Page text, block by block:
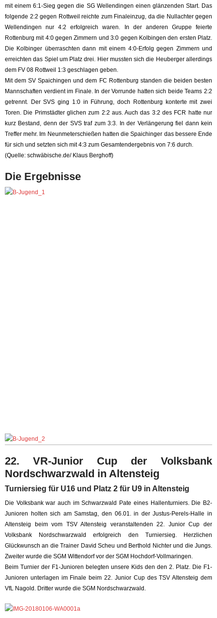
mit einem 6:1-Sieg gegen die SG Wellendingen einen glänzenden Start. Das
folgende 2:2 gegen Rottweil reichte zum Finaleinzug, da die Nullachter gegen
Wellendingen nur 4:2 erfolgreich waren. In der anderen Gruppe feierte
Rottenburg mit 4:0 gegen Zimmern und 3:0 gegen Kolbingen den ersten Platz.
Die Kolbinger überraschten dann mit einem 4:0-Erfolg gegen Zimmern und
erreichten das Spiel um Platz drei. Hier mussten sich die Heuberger allerdings
dem FV 08 Rottweil 1:3 geschlagen geben.
Mit dem SV Spaichingen und dem FC Rottenburg standen die beiden besten
Mannschaften verdient im Finale. In der Vorrunde hatten sich beide Teams 2:2
getrennt. Der SVS ging 1:0 in Führung, doch Rottenburg konterte mit zwei
Toren. Die Primstädter glichen zum 2:2 aus. Auch das 3:2 des FCR hatte nur
kurz Bestand, denn der SVS traf zum 3:3. In der Verlängerung fiel dann kein
Treffer mehr. Im Neunmeterschießen hatten die Spaichinger das bessere Ende
für sich und setzten sich mit 4:3 zum Gesamtendergebnis von 7:6 durch.
(Quelle: schwäbische.de/ Klaus Berghoff)
Die Ergebnisse
22. VR-Junior Cup der Volksbank
Nordschwarzwald in Altensteig
Turniersieg für U16 und Platz 2 für U9 in Altensteig
Die Volksbank war auch im Schwarzwald Pate eines Hallenturniers. Die B2-
Junioren holten sich am Samstag, den 06.01. in der Justus-Perels-Halle in
Altensteig beim vom TSV Altensteig veranstaltenden 22. Junior Cup der
Volksbank Nordschwarzwald erfolgreich den Turniersieg. Herzlichen
Glückwunsch an die Trainer David Scheu und Berthold Nichter und die Jungs.
Zweiter wurde die SGM Wittendorf vor der SGM Hochdorf-Vollmaringen.
Beim Turnier der F1-Junioren belegten unsere Kids den den 2. Platz. Die F1-
Junioren unterlagen im Finale beim 22. Junior Cup des TSV Altensteig dem
VfL Nagold. Dritter wurde die SGM Nordschwarzwald.